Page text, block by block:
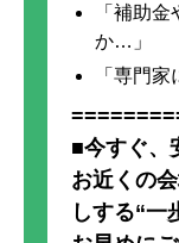
「補助
か…」
「専門
■今すぐ、
お近くの
しする“一